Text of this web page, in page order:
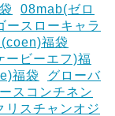
08mab(ゼロ
ースローキャラ
福袋
ービーエフ)福
福袋
グローバ
スコンチネン
リスチャンオジ